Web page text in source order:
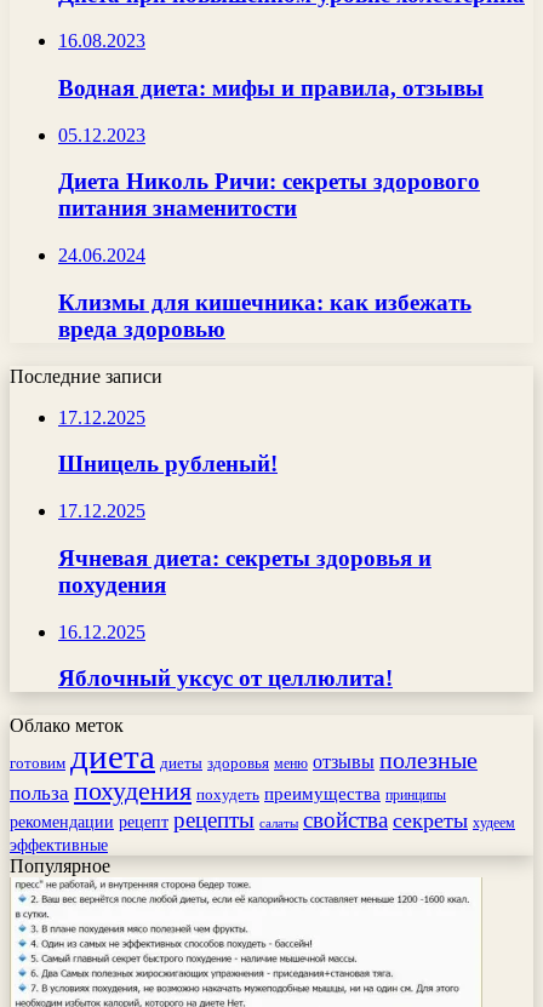
16.08.2023
Водная диета: мифы и правила, отзывы
05.12.2023
Диета Николь Ричи: секреты здорового
питания знаменитости
24.06.2024
Клизмы для кишечника: как избежать
вреда здоровью
Последние записи
17.12.2025
Шницель рубленый!
17.12.2025
Ячневая диета: секреты здоровья и
похудения
16.12.2025
Яблочный уксус от целлюлита!
Облако меток
готовим диета диеты здоровья меню отзывы полезные
польза похудения похудеть преимущества принципы
рекомендации рецепт рецепты салаты свойства секреты худеем
эффективные
Популярное